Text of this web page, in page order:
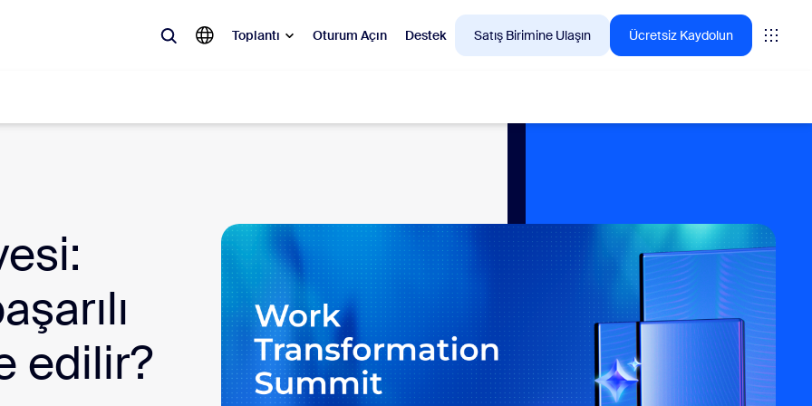
Toplantı Oturum Açın Destek Satış Birimine Ulaşın Ücretsiz Kaydolun
Meetings
Rooms
Canvas
Müşteri Deneyimi Analizleri
alma aracınız My Notes
Her türlü sanal veya yüz yüze toplantıyı
otomatik olarak kaydeder, özetler ve
eylem maddelerini çıkarır.
edilir?